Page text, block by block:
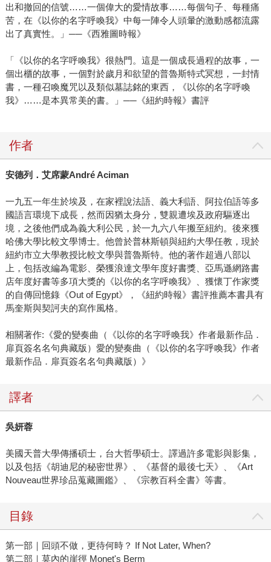
出和撤回的信號……一個偉大的愛情故事……每個句子、每種痛
苦，在《以你的名字呼喚我》中每一陣令人頭暈的激動感都流露
出了真實性。」──《西雅圖時報》
「《以你的名字呼喚我》很熱門。這是一個成長過程的故事，一
個出櫃的故事，一個對於歲月和欲望的普魯斯特式冥想，一封情
書，一種召喚魔咒以及類似墓誌銘的東西，《以你的名字呼喚
我》……是本異常美的書。」──《紐約時報》書評
作者
安德列．艾席蒙André Aciman
一九五一年生於埃及，在家裡說法語、義大利語、阿拉伯語等多
國語言環境下成長，然而因猶太身分，雙親遭埃及政府驅逐出
境，之後他們成為義大利公民，於一九六八年搬至紐約。後來獲
哈佛大學比較文學博士。他曾於普林斯頓與紐約大學任教，現於
紐約市立大學教授比較文學與普魯斯特。他的著作超過八部以
上，包括改編為電影、榮獲浪達文學年度好書獎、亞馬遜網路書
店年度好書等多項大獎的《以你的名字呼喚我》、獲懷丁作家獎
的自傳回憶錄《Out of Egypt》，《紐約時報》書評推薦本書具有
馬奎斯與契訶夫的寫作風格。
相關著作:《愛的變奏曲（《以你的名字呼喚我》作者最新作品．
扉頁簽名名句典藏版）愛的變奏曲（《以你的名字呼喚我》作者
最新作品．扉頁簽名名句典藏版）》
譯者
吳妍蓉
美國天普大學傳播碩士，台大哲學碩士。譯過許多電影與影集，
以及包括《胡迪尼的秘密世界》、《基督的最後七天》、《Art
Nouveau世界珍品蒐藏圖鑑》、《宗教百科全書》等書。
目錄
第一部｜回頭不做，更待何時？ If Not Later, When?
第二部｜莫內的崖徑 Monet's Berm